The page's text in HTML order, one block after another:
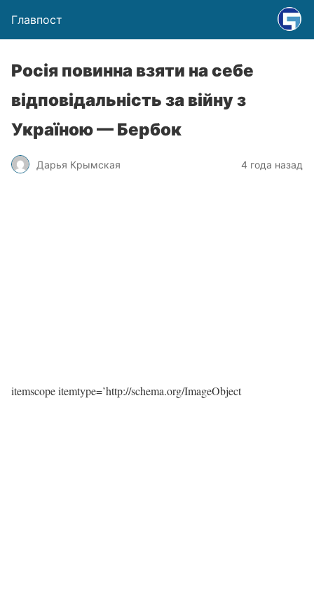
Главпост
Росія повинна взяти на себе
відповідальність за війну з
Україною — Бербок
Дарья Крымская 4 года назад
itemscope itemtype=’http://schema.org/ImageObject